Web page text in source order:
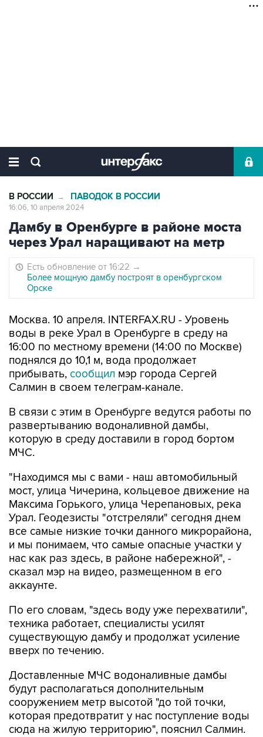
В РОССИИ → ПАВОДОК В РОССИИ
16:06, 10 апреля 2024
Дамбу в Оренбурге в районе моста
через Урал наращивают на метр
Есть обновление от 16:22 →
Более мощную дамбу построят в оренбургском
Орске
Москва. 10 апреля. INTERFAX.RU - Уровень
воды в реке Урал в Оренбурге в среду на
16:00 по местному времени (14:00 по Москве)
поднялся до 10,1 м, вода продолжает
прибывать, сообщил мэр города Сергей
Салмин в своем телеграм-канале.
В связи с этим в Оренбурге ведутся работы по
развертыванию водоналивной дамбы,
которую в среду доставили в город бортом
МЧС.
"Находимся мы с вами - наш автомобильный
мост, улица Чичерина, кольцевое движение на
Максима Горького, улица Черепановых, река
Урал. Геодезисты "отстреляли" сегодня днем
все самые низкие точки данного микрорайона,
и мы понимаем, что самые опасные участки у
нас как раз здесь, в районе набережной", -
сказал мэр на видео, размещенном в его
аккаунте.
По его словам, "здесь воду уже перехватили",
техника работает, специалисты усилят
существующую дамбу и продолжат усиление
вверх по течению.
Доставленные МЧС водоналивные дамбы
будут располагаться дополнительным
сооружением метр высотой "до той точки,
которая предотвратит у нас поступление воды
сюда на жилую территорию", пояснил Салмин.